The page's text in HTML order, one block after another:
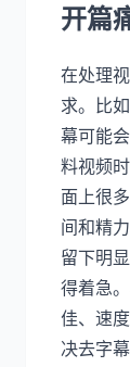
开篇
在处理
求。比
幕可能
料视频
面上很
间和精
留下明
得着急
佳、速
决去字幕